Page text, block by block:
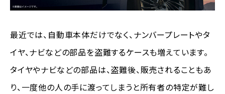
最近では、自動車本体だけでなく、ナンバープレートやタ
イヤ、ナビなどの部品を盗難するケースも増えています。
タイヤやナビなどの部品は、盗難後、販売されることもあ
り、一度他の人の手に渡ってしまうと所有者の特定が難し